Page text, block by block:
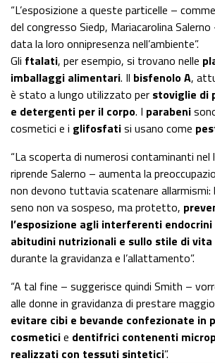
“L’esposizione a queste particelle –
del congresso Siedp, Mariacarolina
data la loro onnipresenza nell’ambiente”.
Gli ftalati, per esempio, si trovano nelle
imballaggi alimentari. Il bisfenolo A,
è stato a lungo utilizzato per stoviglie di
e detergenti per il corpo. I parabeni
cosmetici e i glifosfatisi usano come
“La scoperta di numerosi contaminanti
riprende Salerno – aumenta la
non devono tuttavia scatenare allarmismi:
seno non va sospeso, ma protetto,
l’esposizione agli interferenti endocrini
abitudini nutrizionali e sullo stile di vita
durante la gravidanza e l’allattamento”.
“A tal fine – suggerisce quindi Smith –
alle donne in gravidanza di prestare
evitare cibi e bevande confezionate in
cosmeticie dentifrici contenenti
realizzati con tessuti sintetici”.